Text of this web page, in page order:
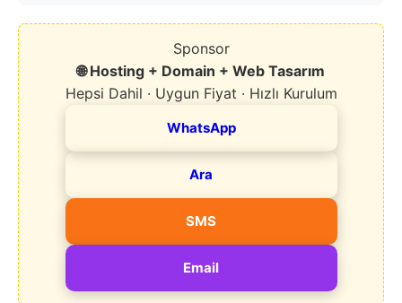
Sponsor
🌐 Hosting + Domain + Web Tasarım
Hepsi Dahil · Uygun Fiyat · Hızlı Kurulum
WhatsApp
Ara
SMS
Email